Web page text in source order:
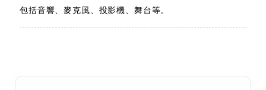
包括音響、麥克風、投影機、舞台等。